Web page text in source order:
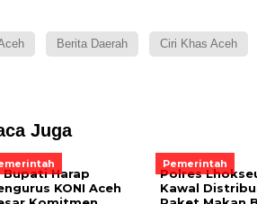
Berita Daerah Ciri Khas Aceh
Juga
Bupati Harap
KONI Aceh
Pemerintah
Polres
Kawal